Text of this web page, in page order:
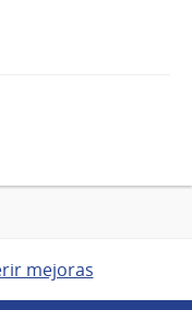
mejoras